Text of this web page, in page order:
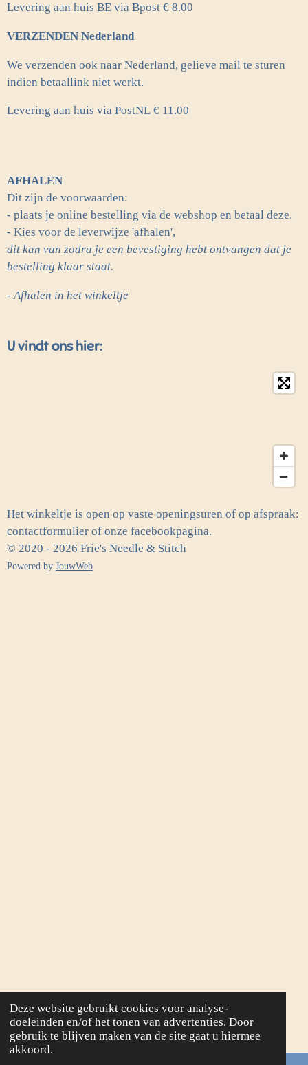
Deze website gebruikt cookies voor analyse-
doeleinden en/of het tonen van advertenties. Door
gebruik te blijven maken van de site gaat u hiermee
akkoord.
Levering aan huis BE via Bpost € 8.00
VERZENDEN Nederland
We verzenden ook naar Nederland, gelieve mail te sturen
indien betaallink niet werkt.
Levering aan huis via PostNL € 11.00
AFHALEN
Dit zijn de voorwaarden:
- plaats je online bestelling via de webshop en betaal deze.
- Kies voor de leverwijze 'afhalen',
dit kan van zodra je een bevestiging hebt ontvangen dat je
bestelling klaar staat.
- Afhalen in het winkeltje
U vindt ons hier:
Het winkeltje is open op vaste openingsuren of op afspraak:
contactformulier of onze facebookpagina.
© 2020 - 2026 Frie's Needle & Stitch
Powered by JouwWeb